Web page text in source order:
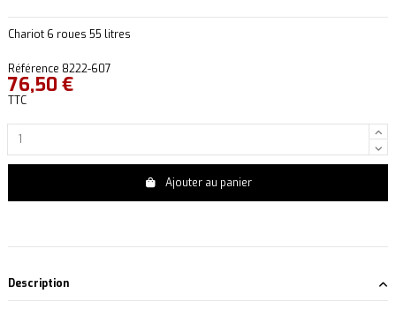
Chariot 6 roues 55 litres
Référence 8222-607
76,50 €
TTC
Ajouter au panier
Description